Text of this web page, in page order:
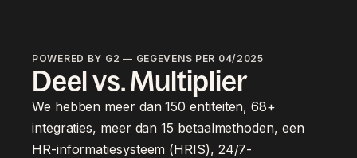
POWERED BY G2 — GEGEVENS PER 04/2025
Deel vs. Multiplier
We hebben meer dan 150 entiteiten, 68+
integraties, meer dan 15 betaalmethoden, een
HR-informatiesysteem (HRIS), 24/7-